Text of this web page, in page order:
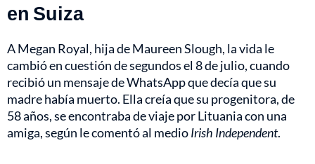
en Suiza
A Megan Royal, hija de Maureen Slough, la vida le
cambió en cuestión de segundos el 8 de julio, cuando
recibió un mensaje de WhatsApp que decía que su
madre había muerto. Ella creía que su progenitora, de
58 años, se encontraba de viaje por Lituania con una
amiga, según le comentó al medioIrish Independent.